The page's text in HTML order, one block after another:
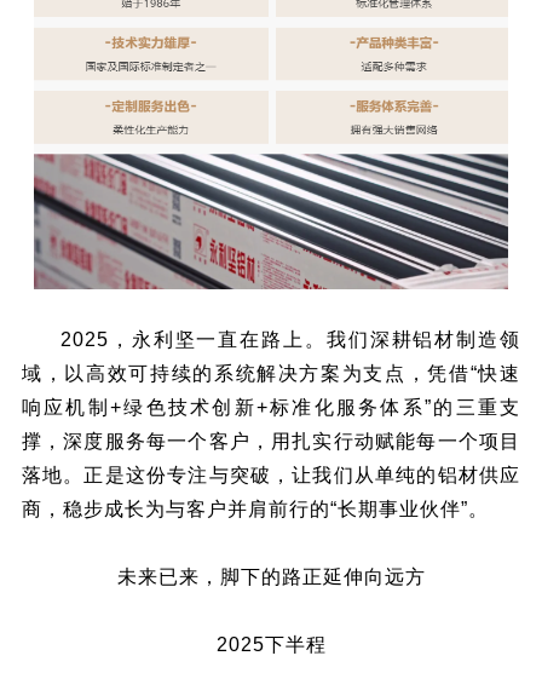
2025，永利坚一直在路上。我们深耕铝材制造领
域，以高效可持续的系统解决方案为支点，凭借“快速
响应机制+绿色技术创新+标准化服务体系”的三重支
撑，深度服务每一个客户，用扎实行动赋能每一个项目
落地。正是这份专注与突破，让我们从单纯的铝材供应
商，稳步成长为与客户并肩前行的“长期事业伙伴”。
未来已来，脚下的路正延伸向远方
2025下半程